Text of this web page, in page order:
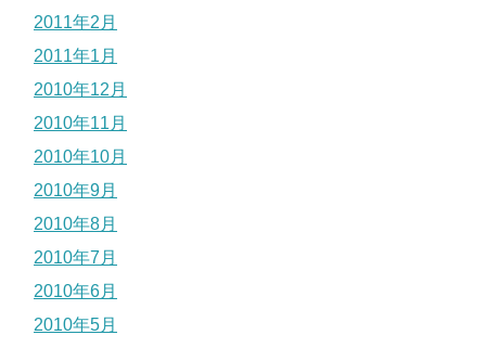
2011年2月
2011年1月
2010年12月
2010年11月
2010年10月
2010年9月
2010年8月
2010年7月
2010年6月
2010年5月